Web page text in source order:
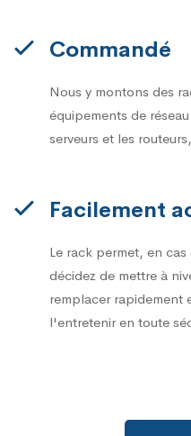
Commandé
Nous y montons des
équipements de
serveurs et les
Facilement
Le rack permet, en
décidez de mettre à
remplacer rapidement
l'entretenir en toute